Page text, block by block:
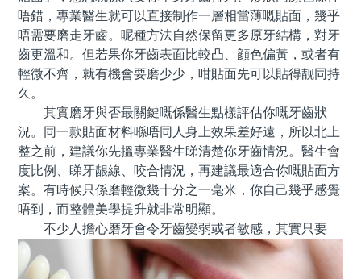
唔錯，專業醫生就可以直接制作一層相當薄嘅貼面，幾乎
唔需要磨走牙齒。呢種方法自然保留更多原牙結構，對牙
齒更溫和。但若果你牙齒表面比較凸、顔色偏黃，或者有
輕微不齊，就有機會要磨少少，咁貼面先可以貼得靓同持
久。
其實磨牙與否最關鍵嘅係醫生點樣評估你嘅牙齒狀
況。同一款貼面材料喺唔同人身上效果差好遠，所以北上
整之前，建議你先搵專業醫生睇清楚你牙齒情況。醫生會
度比例、睇牙龈線、咬合情況，再建議最適合你嘅貼面方
案。有時候只係磨輕微幾十分之一毫米，你自己幾乎感覺
唔到，而整體美學提升就非常明顯。
不少人擔心磨牙會令牙齒變弱或者敏感，其實只要